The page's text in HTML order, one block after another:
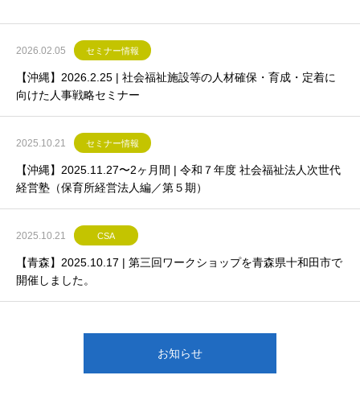
2026.02.05 セミナー情報
【沖縄】2026.2.25 | 社会福祉施設等の⼈材確保・育成・定着に
向けた⼈事戦略セミナー
2025.10.21 セミナー情報
【沖縄】2025.11.27〜2ヶ月間 | 令和７年度 社会福祉法人次世代
経営塾（保育所経営法人編／第５期）
2025.10.21 CSA
【青森】2025.10.17 | 第三回ワークショップを青森県十和田市で
開催しました。
お知らせ